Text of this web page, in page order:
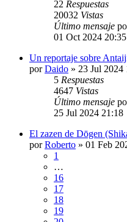
22 Respuestas
20032 Vistas
Último mensaje
01 Oct 2024 20:35
Un reportaje sobre
porDaido » 23 Jul 2024
5 Respuestas
4647 Vistas
Último mensaje
25 Jul 2024 21:18
El zazen de Dōgen
porRoberto » 01 Feb
1
…
16
17
18
19